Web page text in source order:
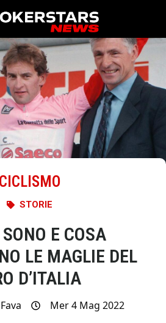
CICLISMO
STORIE
E COSA
LE MAGLIE DEL
D’ITALIA
Mer 4 Mag 2022